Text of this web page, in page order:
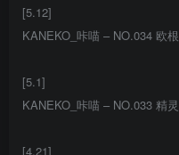
[5.12]
KANEKO_咔喵 – NO.034 欧
[5.1]
KANEKO_咔喵 – NO.033 精
[4.21]